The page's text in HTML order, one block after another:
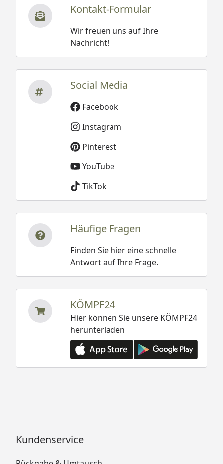
Kontakt-Formular
Wir freuen uns auf Ihre
Nachricht!
Social Media
Facebook
Instagram
Pinterest
YouTube
TikTok
Häufige Fragen
Finden Sie hier eine schnelle
Antwort auf Ihre Frage.
KÖMPF24
Hier können Sie unsere KÖMPF24
herunterladen
Kundenservice